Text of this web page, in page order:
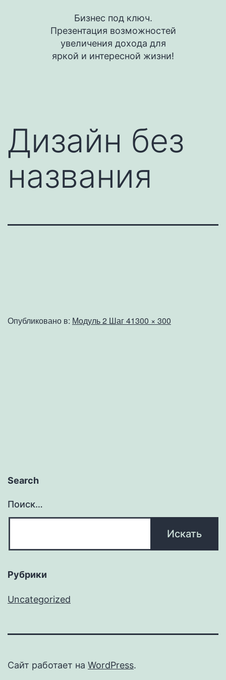
содержимому
Бизнес под ключ.
Презентация возможностей
увеличения дохода для
яркой и интересной жизни!
Дизайн без
названия
Опубликовано в: Модуль 2 Шаг 4Полный
1300 × 300
Search
Поиск…
Рубрики
Uncategorized
Сайт работает на WordPress.